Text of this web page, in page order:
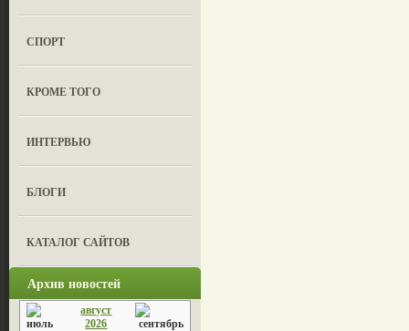
СПОРТ
КРОМЕ ТОГО
ИНТЕРВЬЮ
БЛОГИ
КАТАЛОГ САЙТОВ
Архив новостей
август
2026